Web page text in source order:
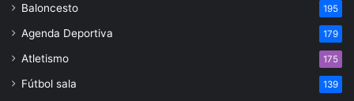
Baloncesto 195
Agenda Deportiva 179
Atletismo 175
Fútbol sala 139